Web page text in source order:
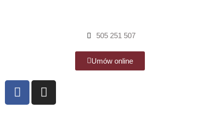
505 251 507
Umów online
F
a
I
n